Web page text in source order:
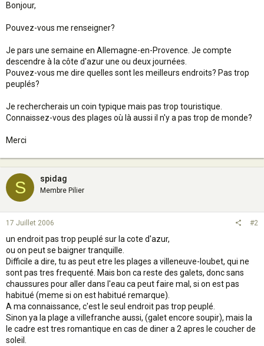
Bonjour,
Pouvez-vous me renseigner?
Je pars une semaine en Allemagne-en-Provence. Je compte
descendre à la côte d'azur une ou deux journées.
Pouvez-vous me dire quelles sont les meilleurs endroits? Pas trop
peuplés?
Je rechercherais un coin typique mais pas trop touristique.
Connaissez-vous des plages où là aussi il n'y a pas trop de monde?
Merci
S spidag
Membre Pilier
17 Juillet 2006 #2
un endroit pas trop peuplé sur la cote d'azur,
ou on peut se baigner tranquille.
Difficile a dire, tu as peut etre les plages a villeneuve-loubet, qui ne
sont pas tres frequenté. Mais bon ca reste des galets, donc sans
chaussures pour aller dans l'eau ca peut faire mal, si on est pas
habitué (meme si on est habitué remarque).
A ma connaissance, c'est le seul endroit pas trop peuplé.
Sinon ya la plage a villefranche aussi, (galet encore soupir), mais la
le cadre est tres romantique en cas de diner a 2 apres le coucher de
soleil.